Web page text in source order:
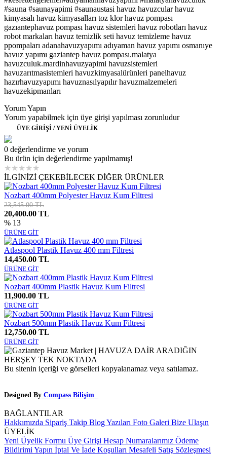
#sauna #saunayapimi #saunaustasi havuz havuzcular havuz
kimyasalı havuz kimyasalları toz klor havuz pompası
gazıantephavuz pompası havuz sistemleri havuz robotları havuz
robot markaları havuz temizlik seti havuz temizleme havuz
ppompaları adanahavuzyapımı adıyaman havuz yapımı osmanıye
havuz yapımı gaziantep havuz pompası.malatya
havuzculuk.mardinhavuzyapimi havuzsistemleri
havuzarıtmasistemleri havuzkimyasalürünleri panelhavuz
hazırhavuzyapımı havuznasılyapılır havuzmalzemeleri
havuzekipmanları
Yorum Yapın
Yorum yapabilmek için üye girişi yapılması zorunludur
ÜYE GİRİŞİ / YENİ ÜYELİK
0 değerlendirme ve yorum
Bu ürün için değerlendirme yapılmamış!
★★★★★
İLGİNİZİ ÇEKEBİLECEK DİĞER ÜRÜNLER
Nozbart 400mm Polyester Havuz Kum Filtresi
23,545.00 TL
20,400.00 TL
% 13
ÜRÜNE GİT
Atlaspool Plastik Havuz 400 mm Filtresi
14,450.00 TL
ÜRÜNE GİT
Nozbart 400mm Plastik Havuz Kum Filtresi
11,900.00 TL
ÜRÜNE GİT
Nozbart 500mm Plastik Havuz Kum Filtresi
12,750.00 TL
ÜRÜNE GİT
Bu sitenin içeriği ve görselleri kopyalanamaz veya satılamaz.
Designed By Compass Bilişim
BAĞLANTILAR
Hakkımızda Sipariş Takip Blog Yazıları Foto Galeri Bize Ulaşın
ÜYELİK
Yeni Üyelik Formu Üye Girişi Hesap Numaralarımız Ödeme
Bildirimi Yapın İptal Ve İade Koşulları Mesafeli Satış Sözleşmesi